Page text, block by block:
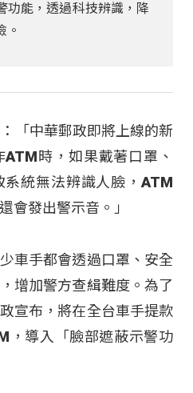
功能，透過科技辨識，降
。
「中華郵政即將上線的新
時，如果戴著口罩、
統無法辨識人臉，ATM
會發出警示音。」
車手都會透過口罩、安全
增加警方查緝難度。為了
宣布，將在全台車手提款
，導入「臉部遮蔽示警功